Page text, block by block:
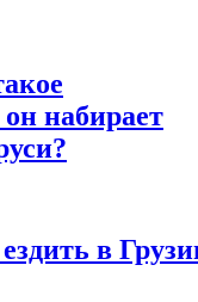
набирает
в